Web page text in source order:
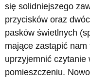
się solidniejszego
przycisków oraz
pasków świetlnych
mające zastąpić
uprzyjemnić czytanie
pomieszczeniu.